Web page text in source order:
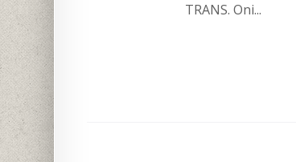
TRANS. Oni...